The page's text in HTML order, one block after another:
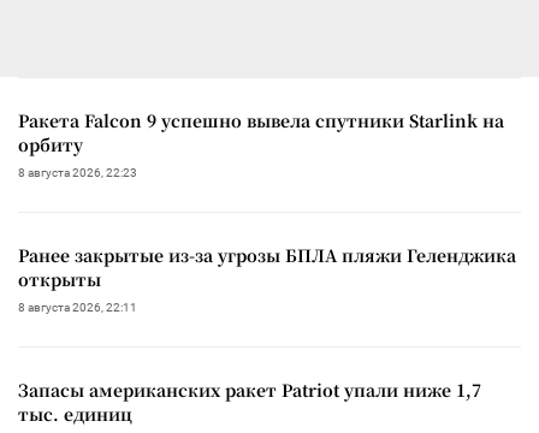
Ракета Falcon 9 успешно вывела спутники Starlink на
орбиту
8 августа 2026, 22:23
Ранее закрытые из-за угрозы БПЛА пляжи Геленджика
открыты
8 августа 2026, 22:11
Запасы американских ракет Patriot упали ниже 1,7
тыс. единиц